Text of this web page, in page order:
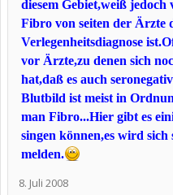
diesem Gebiet,weiß
Fibro von seiten der Ärzte
Verlegenheitsdiagnose
vor Ärzte,zu denen sich
hat,daß es auch
Blutbild ist meist in
man Fibro...Hier gibt es
singen können,es wird
melden.
8. Juli 2008